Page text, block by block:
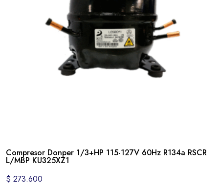
Compresor Donper 1/3+HP 115-127V 60Hz R134a RSCR
L/MBP KU325XZ1
$ 273.600